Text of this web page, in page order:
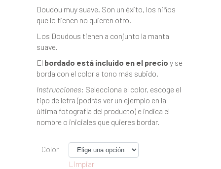
Doudou muy suave. Son un éxito, los niños
que lo tienen no quieren otro.
Los Doudous tienen a conjunto la manta
suave.
El bordado está incluido en el precio y se
borda con el color a tono más subido.
Instrucciones: Selecciona el color, escoge el
tipo de letra (podrás ver un ejemplo en la
última fotografía del producto) e indica el
nombre o iniciales que quieres bordar.
Color
Limpiar